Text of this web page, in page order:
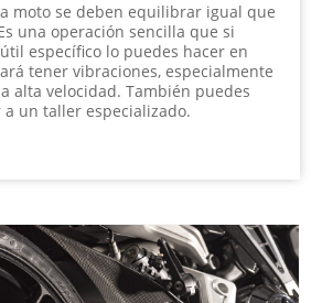
moto se deben equilibrar igual que
una operación sencilla que si
específico lo puedes hacer en
tener vibraciones, especialmente
alta velocidad. También puedes
un taller especializado.